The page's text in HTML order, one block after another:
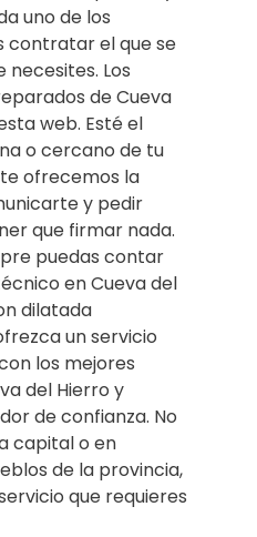
uno de los
contratar el que se
necesites. Los
de Cueva
web. Esté el
o cercano de tu
ofrecemos la
y pedir
que firmar nada.
puedas contar
en Cueva del
dilatada
un servicio
los mejores
del Hierro y
de confianza. No
capital o en
de la provincia,
que requieres